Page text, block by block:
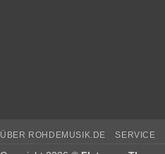
ÜBER ROHDEMUSIK.DE SERVICE